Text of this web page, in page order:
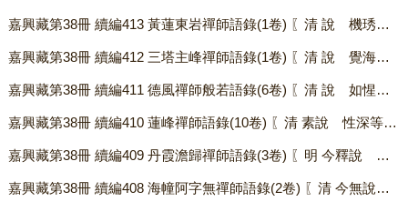
嘉興藏第38冊 續編413 黃蓮東岩禪師語錄(1卷) 〖清 說 機琇記錄 黎元寬序 文德翼序 內分黃蓮語錄 蘄州語錄〗 .txt
嘉興藏第38冊 續編412 三塔主峰禪師語錄(1卷) 〖清 說 覺海錄 譚貞默等請啟（依駒本印）〗 .txt
嘉興藏第38冊 續編411 德風禪師般若語錄(6卷) 〖清 說 如惺等編（依駒本印）〗 .txt
嘉興藏第38冊 續編410 蓮峰禪師語錄(10卷) 〖清 素說 性深等編（依駒本印）〗 .txt
嘉興藏第38冊 續編409 丹霞澹歸禪師語錄(3卷) 〖明 今釋說 今辯重編（依駒本印）〗 .txt
嘉興藏第38冊 續編408 海幢阿字無禪師語錄(2卷) 〖清 今無說 今辯重編（依駒本印）〗 .txt